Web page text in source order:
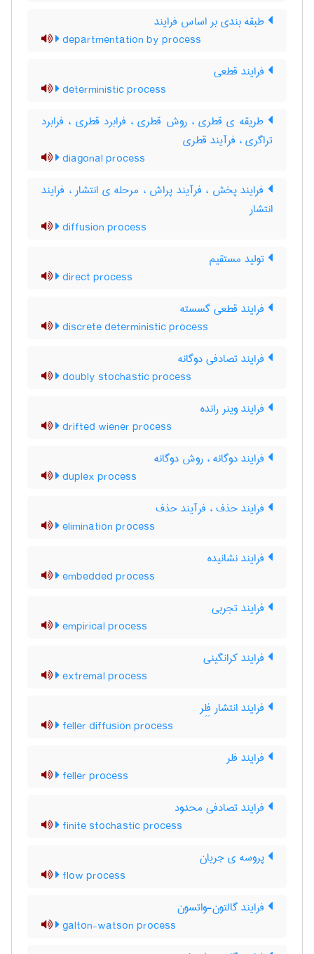
طبقه بندی بر اساس فرایند
departmentation by process
فرایند قطعی
deterministic process
طریقه ی قطری ، روش قطری ، فرابرد قطری ، فرابرد
تراگری ، فرآیند قطری
diagonal process
فرایند پخش ، فرآیند پراش ، مرحله ی انتشار ، فرایند
انتشار
diffusion process
تولید مستقیم
direct process
فرایند قطعی گسسته
discrete deterministic process
فرایند تصادفی دوگانه
doubly stochastic process
فرایند وینر رانده
drifted wiener process
فرایند دوگانه ، روش دوگانه
duplex process
فرایند حذف ، فرآیند حذف
elimination process
فرایند نشانیده
embedded process
فرایند تجربی
empirical process
فرایند کرانگینی
extremal process
فرایند انتشار فِلِر
feller diffusion process
فرایند فلر
feller process
فرایند تصادفی محدود
finite stochastic process
پروسه ی جریان
flow process
فرایند گالتون-واتسون
galton-watson process